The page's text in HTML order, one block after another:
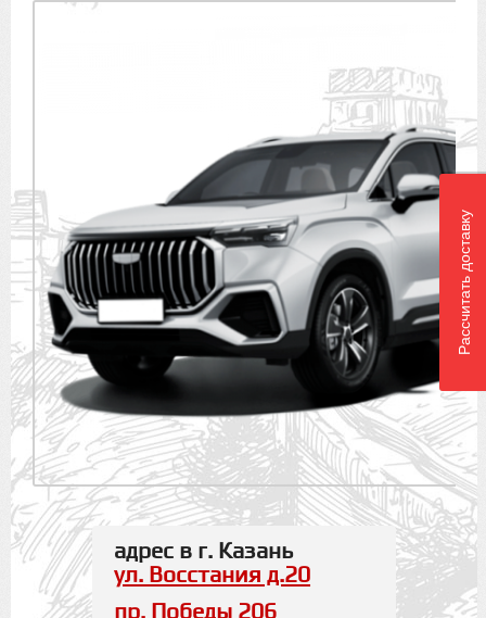
адрес в г. Казань
ул. Восстания д.20
пр. Победы 206
Рассчитать доставку